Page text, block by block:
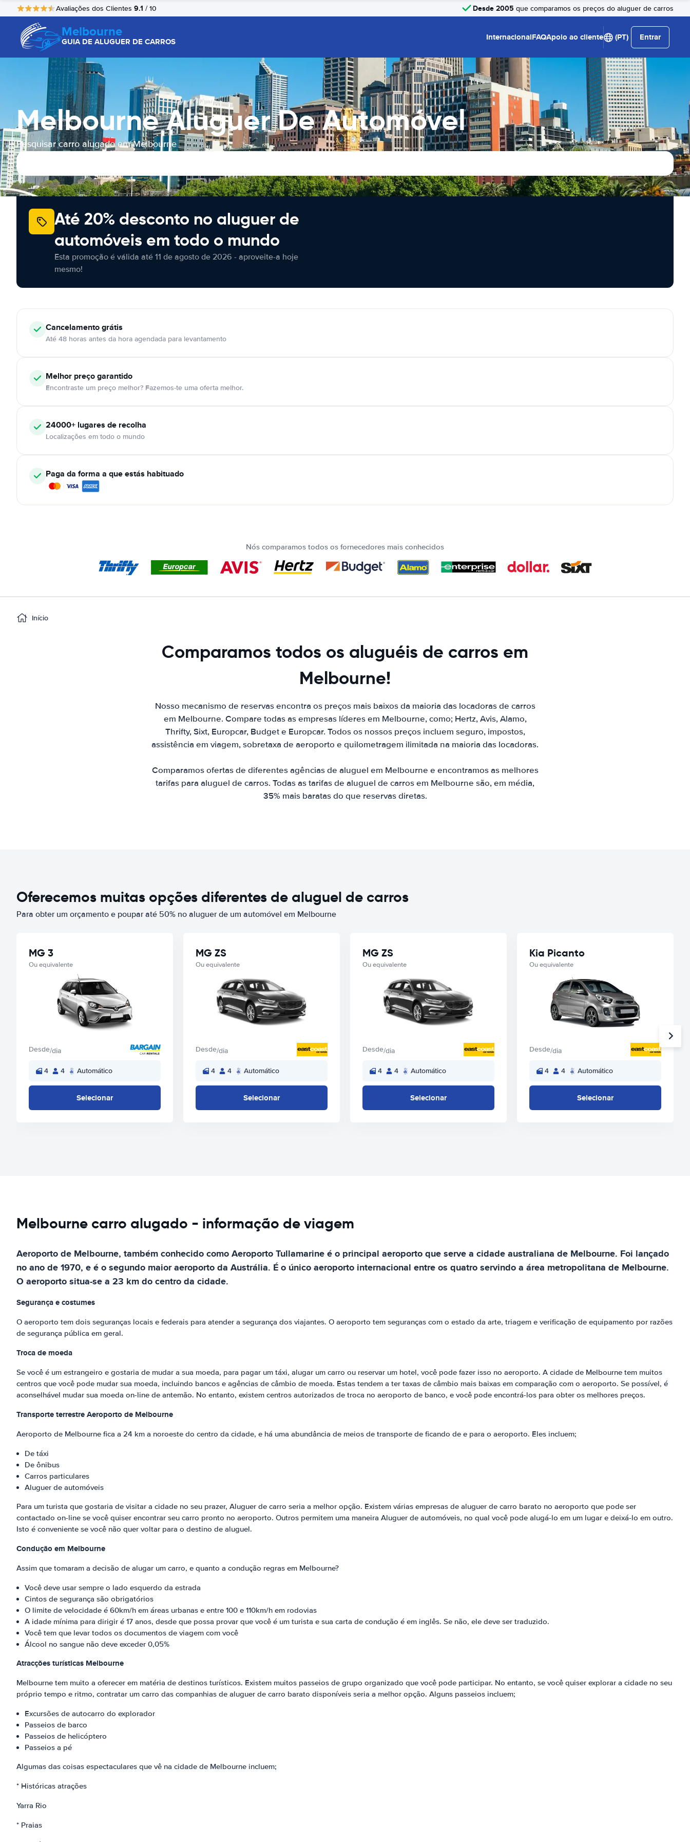
Avaliações dos Clientes 9.1 / 10 Desde 2005 que comparamos os preços do aluguer de carros
Melbourne
GUIA DE ALUGUER DE CARROS InternacionalFAQApoio ao cliente (PT) Entrar
Melbourne Aluguer De Automóvel
Pesquisar carro alugado em Melbourne
Até 20% desconto no aluguer de
automóveis em todo o mundo
Esta promoção é válida até 11 de agosto de 2026 - aproveite-a hoje
mesmo!
Cancelamentográtis
Até 48 horas antes da hora agendada para levantamento
Melhor preço garantido
Encontraste um preço melhor? Fazemos-te uma oferta melhor.
24000+ lugares de recolha
Localizações em todo o mundo
Paga da forma a que estás habituado
Nós comparamos todos os fornecedores mais conhecidos
Início
Comparamos todos os aluguéis de carros em
Melbourne!
Nosso mecanismo de reservas encontra os preços mais baixos da maioria das locadoras de carros
em Melbourne. Compare todas as empresas líderes em Melbourne, como; Hertz, Avis, Alamo,
Thrifty, Sixt, Europcar, Budget e Europcar. Todos os nossos preços incluem seguro, impostos,
assistência em viagem, sobretaxa de aeroporto e quilometragem ilimitada na maioria das locadoras.
Comparamos ofertas de diferentes agências de aluguel em Melbourne e encontramos as melhores
tarifas para aluguel de carros. Todas as tarifas de aluguel de carros em Melbourne são, em média,
35% mais baratas do que reservas diretas.
Oferecemos muitas opções diferentes de aluguel de carros
Para obter um orçamento e poupar até 50% no aluguer de um automóvel em Melbourne
MG 3
Ou equivalente
Desde/dia
4 4 Automático
Selecionar
MG ZS
Ou equivalente
Desde/dia
4 4 Automático
Selecionar
MG ZS
Ou equivalente
Desde/dia
4 4 Automático
Selecionar
Kia Picanto
Ou equivalente
Desde/dia
4 4 Automático
Selecionar
Melbourne carro alugado - informação de viagem
Aeroporto de Melbourne, também conhecido como Aeroporto Tullamarine é o principal aeroporto que serve a cidade australiana de Melbourne. Foi lançado
no ano de 1970, e é o segundo maior aeroporto da Austrália. É o único aeroporto internacional entre os quatro servindo a área metropolitana de Melbourne.
O aeroporto situa-se a 23 km do centro da cidade.
Segurança e costumes
O aeroporto tem dois seguranças locais e federais para atender a segurança dos viajantes. O aeroporto tem seguranças com o estado da arte, triagem e verificação de equipamento por razões
de segurança pública em geral.
Troca de moeda
Se você é um estrangeiro e gostaria de mudar a sua moeda, para pagar um táxi, alugar um carro ou reservar um hotel, você pode fazer isso no aeroporto. A cidade de Melbourne tem muitos
centros que você pode mudar sua moeda, incluindo bancos e agências de câmbio de moeda. Estas tendem a ter taxas de câmbio mais baixas em comparação com o aeroporto. Se possível, é
aconselhável mudar sua moeda on-line de antemão. No entanto, existem centros autorizados de troca no aeroporto de banco, e você pode encontrá-los para obter os melhores preços.
Transporte terrestre Aeroporto de Melbourne
Aeroporto de Melbourne fica a 24 km a noroeste do centro da cidade, e há uma abundância de meios de transporte de ficando de e para o aeroporto. Eles incluem;
De táxi
De ônibus
Carros particulares
Aluguer de automóveis
Para um turista que gostaria de visitar a cidade no seu prazer, Aluguer de carro seria a melhor opção. Existem várias empresas de aluguer de carro barato no aeroporto que pode ser
contactado on-line se você quiser encontrar seu carro pronto no aeroporto. Outros permitem uma maneira Aluguer de automóveis, no qual você pode alugá-lo em um lugar e deixá-lo em outro.
Isto é conveniente se você não quer voltar para o destino de aluguel.
Condução em Melbourne
Assim que tomaram a decisão de alugar um carro, e quanto a condução regras em Melbourne?
Você deve usar sempre o lado esquerdo da estrada
Cintos de segurança são obrigatórios
O limite de velocidade é 60km/h em áreas urbanas e entre 100 e 110km/h em rodovias
A idade mínima para dirigir é 17 anos, desde que possa provar que você é um turista e sua carta de condução é em inglês. Se não, ele deve ser traduzido.
Você tem que levar todos os documentos de viagem com você
Álcool no sangue não deve exceder 0,05%
Atracções turísticas Melbourne
Melbourne tem muito a oferecer em matéria de destinos turísticos. Existem muitos passeios de grupo organizado que você pode participar. No entanto, se você quiser explorar a cidade no seu
próprio tempo e ritmo, contratar um carro das companhias de aluguer de carro barato disponíveis seria a melhor opção. Alguns passeios incluem;
Excursões de autocarro do explorador
Passeios de barco
Passeios de helicóptero
Passeios a pé
Algumas das coisas espectaculares que vê na cidade de Melbourne incluem;
* Históricas atrações
Yarra Rio
* Praias